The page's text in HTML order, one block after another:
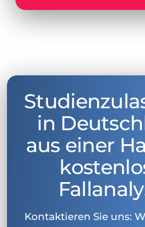
in
aus einer
Kontaktieren Sie uns: